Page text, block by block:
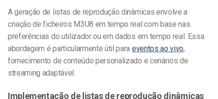
A geração de listas de reprodução dinâmicas envolve a
criação de ficheiros M3U8 em tempo real com base nas
preferências do utilizador ou em dados em tempo real. Essa
abordagem é particularmente útil para eventos ao vivo,
fornecimento de conteúdo personalizado e cenários de
streaming adaptável.
Implementação de listas de reprodução dinâmicas